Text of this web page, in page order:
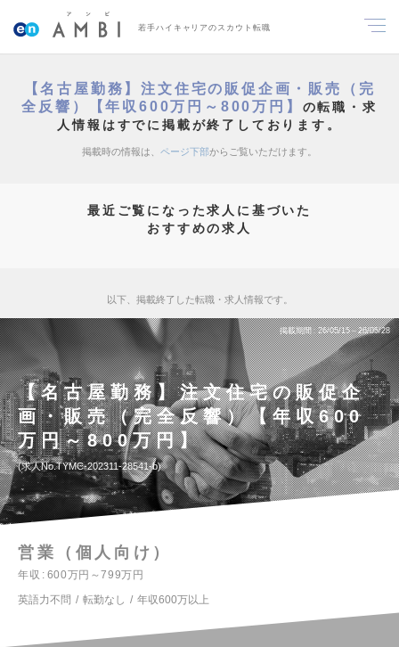
若手ハイキャリアのスカウト転職
【名古屋勤務】注文住宅の販促企画・販売（完
全反響）【年収600万円～800万円】 の転職・求
人情報はすでに掲載が終了しております。
掲載時の情報は、 ページ下部からご覧いただけます。
最近ご覧になった求人に基づいた
おすすめの求人
以下、掲載終了した転職・求人情報です。
掲載期間 26/05/15～26/05/28
【名古屋勤務】注文住宅の販促企
画・販売（完全反響）【年収600
万円～800万円】
求人No.TYMC-202311-28541-b
営業（個人向け）
年収
600万円～799万円
英語力不問
転勤なし 年収600万以上